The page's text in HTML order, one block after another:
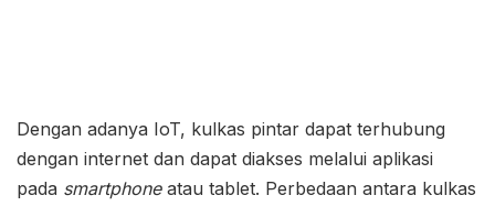
Dengan adanya IoT, kulkas pintar dapat terhubung
dengan internet dan dapat diakses melalui aplikasi
pada smartphoneatau tablet. Perbedaan antara kulkas